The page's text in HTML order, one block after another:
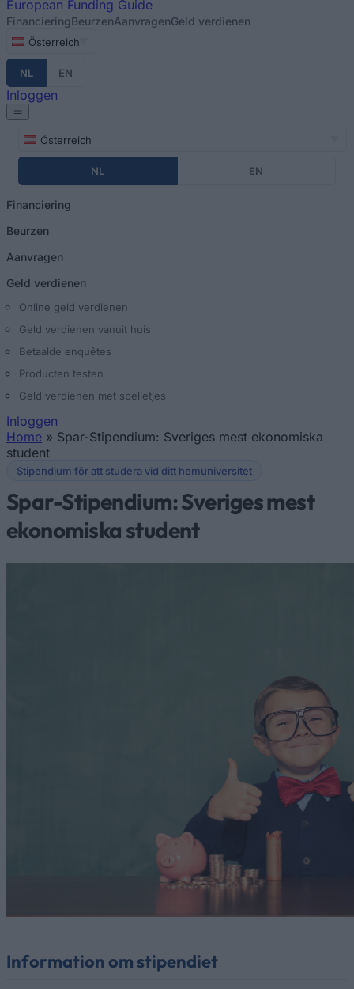
European Funding Guide
FinancieringBeurzenAanvragenGeld verdienen
Österreich
NL EN
Inloggen
Österreich
NL EN
Financiering
Beurzen
Aanvragen
Geld verdienen
Online geld verdienen
Geld verdienen vanuit huis
Betaalde enquêtes
Producten testen
Geld verdienen met spelletjes
Inloggen
U bent hier
Home » Spar-Stipendium: Sveriges mest ekonomiska
student
Stipendium för att studera vid ditt hemuniversitet
Spar-Stipendium: Sveriges mest
ekonomiska student
Information om stipendiet